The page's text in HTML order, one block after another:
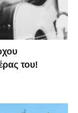
του!